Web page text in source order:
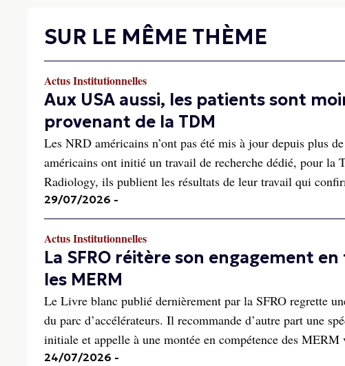
SUR LE MÊME THÈME
Actus Institutionnelles
Aux USA aussi, les patients sont
provenant de la TDM
Les NRD américains n’ont pas été mis à jour depuis plus
américains ont initié un travail de recherche dédié, pour
Radiology, ils publient les résultats de leur travail qui
29/07/2026 -
Actus Institutionnelles
La SFRO réitère son engagement
les MERM
Le Livre blanc publié dernièrement par la SFRO regrette
du parc d’accélérateurs. Il recommande d’autre part une
initiale et appelle à une montée en compétence des MERM
24/07/2026 -